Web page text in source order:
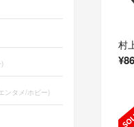
¥
ンタメ/ホビー)